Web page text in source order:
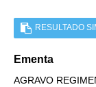
RESULTADO
Ementa
AGRAVO